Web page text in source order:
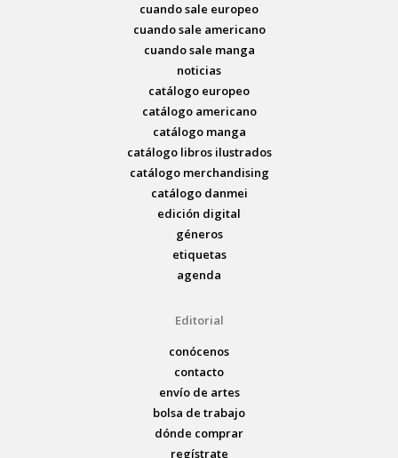
cuando sale europeo
cuando sale americano
cuando sale manga
noticias
catálogo europeo
catálogo americano
catálogo manga
catálogo libros ilustrados
catálogo merchandising
catálogo danmei
edición digital
géneros
etiquetas
agenda
Editorial
conócenos
contacto
envío de artes
bolsa de trabajo
dónde comprar
regístrate